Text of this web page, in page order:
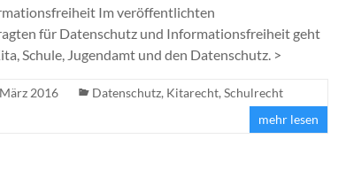
Im veröffentlichten
für Datenschutz und Informationsfreiheit geht
Schule, Jugendamt und den Datenschutz. >
2016 Datenschutz, Kitarecht, Schulrecht
mehr lesen